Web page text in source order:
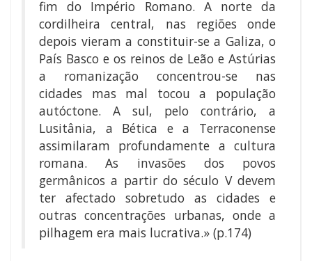
fim do Império Romano. A norte da
cordilheira central, nas regiões onde
depois vieram a constituir-se a Galiza, o
País Basco e os reinos de Leão e Astúrias
a romanização concentrou-se nas
cidades mas mal tocou a população
autóctone. A sul, pelo contrário, a
Lusitânia, a Bética e a Terraconense
assimilaram profundamente a cultura
romana. As invasões dos povos
germânicos a partir do século V devem
ter afectado sobretudo as cidades e
outras concentrações urbanas, onde a
pilhagem era mais lucrativa.» (p.174)